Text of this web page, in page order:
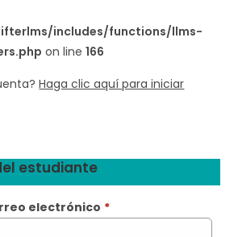
includes/functions/llms-
on line166
Haga clic aquí para iniciar
estudiante
electrónico *